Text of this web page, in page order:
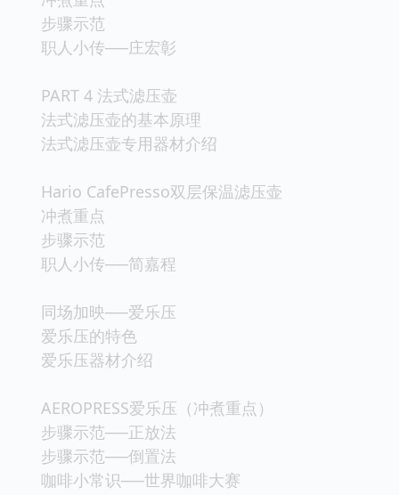
步骤示范
职人小传──庄宏彰
PART 4 法式滤压壶
法式滤压壶的基本原理
法式滤压壶专用器材介绍
Hario CafePresso双层保温滤压壶
冲煮重点
步骤示范
职人小传──简嘉程
同场加映──爱乐压
爱乐压的特色
爱乐压器材介绍
AEROPRESS爱乐压（冲煮重点）
步骤示范──正放法
步骤示范──倒置法
咖啡小常识──世界咖啡大赛